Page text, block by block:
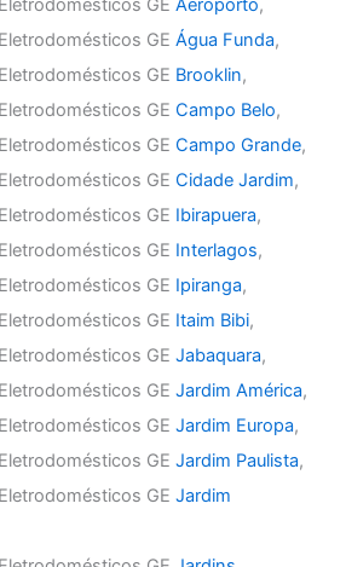
GEAeroporto,
GEÁgua Funda,
GE Brooklin,
GECampo Belo,
GECampo Grande,
GECidade Jardim,
GE Ibirapuera,
GE Interlagos,
GE Ipiranga,
GE Itaim Bibi,
GEJabaquara,
GEJardim América,
GEJardim Europa,
GEJardim Paulista,
GEJardim